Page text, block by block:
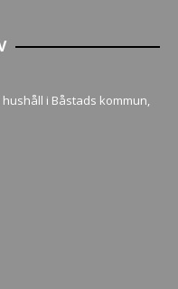
i Båstads kommun,